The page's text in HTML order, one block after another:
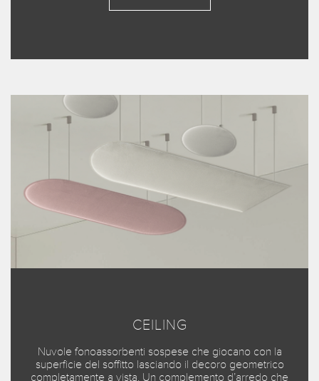
CEILING
Nuvole fonoassorbenti sospese che giocano con la
superficie del soffitto lasciando il decoro geometrico
completamente a vista. Un complemento d’arredo che